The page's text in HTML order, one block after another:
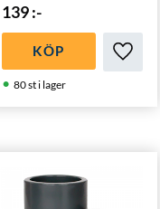
avfettar och gör dina
ytor redo för PVC
limmet!
139:-
Lägg
80 st i lager
KÖP